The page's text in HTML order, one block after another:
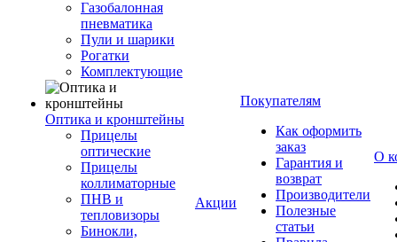
Газобалонная
пневматика
Пули и шарики
Рогатки
Комплектующие
Оптика и кронштейны
Прицелы
оптические
Прицелы
коллиматорные
ПНВ и
тепловизоры
Бинокли,
Акции
Покупателям
Как оформить
заказ
Гарантия и
возврат
Производители
Полезные
статьи
О